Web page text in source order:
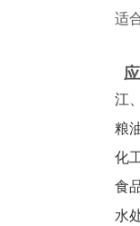
适
江
粮
化
食
水